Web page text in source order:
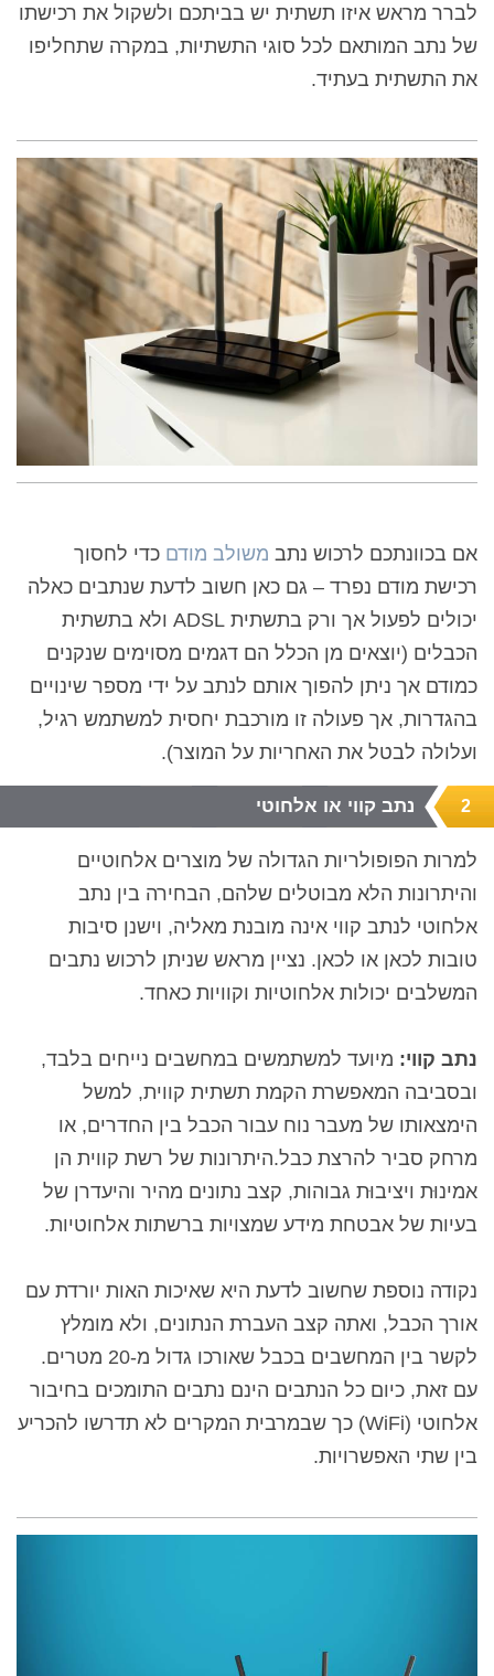
לברר מראש איזו תשתית יש בביתכם ולשקול את רכישתו
של נתב המותאם לכל סוגי התשתיות, במקרה שתחליפו
את התשתית בעתיד.
אם בכוונתכם לרכוש נתב משולב מודם כדי לחסוך
רכישת מודם נפרד – גם כאן חשוב לדעת שנתבים כאלה
יכולים לפעול אך ורק בתשתית ADSL ולא בתשתית
הכבלים (יוצאים מן הכלל הם דגמים מסוימים שנקנים
כמודם אך ניתן להפוך אותם לנתב על ידי מספר שינויים
בהגדרות, אך פעולה זו מורכבת יחסית למשתמש רגיל,
ועלולה לבטל את האחריות על המוצר).
2 נתב קווי או אלחוטי
למרות הפופולריות הגדולה של מוצרים אלחוטיים
והיתרונות הלא מבוטלים שלהם, הבחירה בין נתב
אלחוטי לנתב קווי אינה מובנת מאליה, וישנן סיבות
טובות לכאן או לכאן. נציין מראש שניתן לרכוש נתבים
המשלבים יכולות אלחוטיות וקוויות כאחד.
נתב קווי: מיועד למשתמשים במחשבים נייחים בלבד,
ובסביבה המאפשרת הקמת תשתית קווית, למשל
הימצאותו של מעבר נוח עבור הכבל בין החדרים, או
מרחק סביר להרצת כבל.היתרונות של רשת קווית הן
אמינוּת ויציבוּת גבוהות, קצב נתונים מהיר והיעדרן של
בעיות של אבטחת מידע שמצויות ברשתות אלחוטיות.
נקודה נוספת שחשוב לדעת היא שאיכות האות יורדת עם
אורך הכבל, ואתה קצב העברת הנתונים, ולא מומלץ
לקשר בין המחשבים בכבל שאורכו גדול מ-20 מטרים
.
עם זאת, כיום כל הנתבים הינם נתבים התומכים בחיבור
אלחוטי (WiFi) כך שבמרבית המקרים לא תדרשו להכריע
בין שתי האפשרויות.